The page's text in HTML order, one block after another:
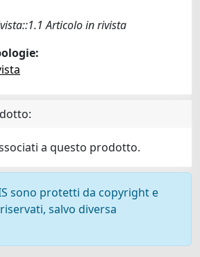
Articolo in rivista
a questo prodotto.
sono protetti da copyright e
salvo diversa